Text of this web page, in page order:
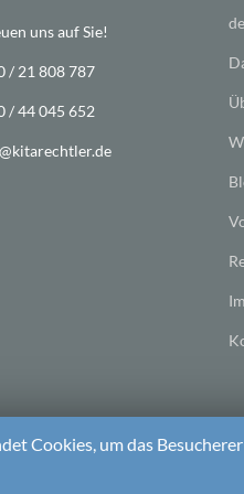
uns auf Sie!
/ 21 808 787
/ 44 045 652
Cookies, um das